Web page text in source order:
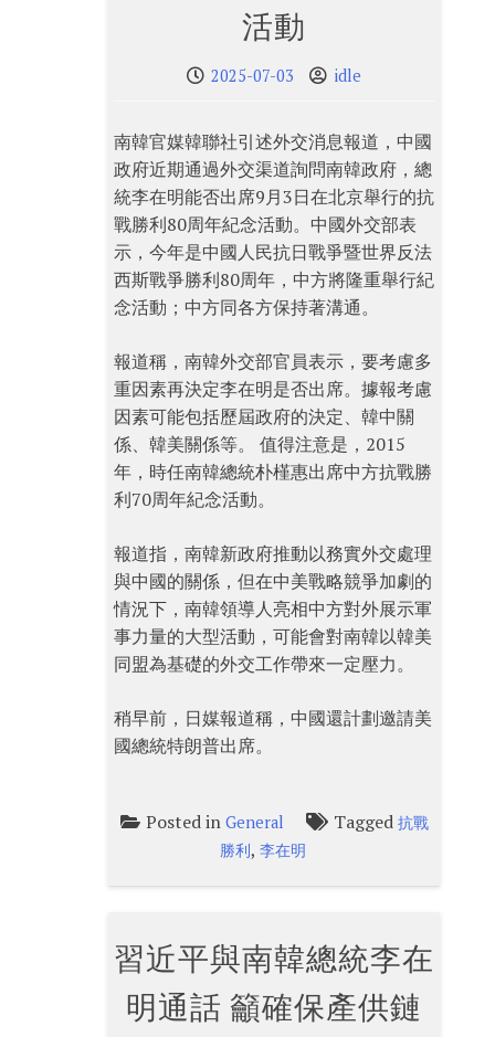
活動
2025-07-03 idle
南韓官媒韓聯社引述外交消息報道，中國
政府近期通過外交渠道詢問南韓政府，總
統李在明能否出席9月3日在北京舉行的抗
戰勝利80周年紀念活動。中國外交部表
示，今年是中國人民抗日戰爭暨世界反法
西斯戰爭勝利80周年，中方將隆重舉行紀
念活動；中方同各方保持著溝通。
報道稱，南韓外交部官員表示，要考慮多
重因素再決定李在明是否出席。據報考慮
因素可能包括歷屆政府的決定、韓中關
係、韓美關係等。 值得注意是，2015
年，時任南韓總統朴槿惠出席中方抗戰勝
利70周年紀念活動。
報道指，南韓新政府推動以務實外交處理
與中國的關係，但在中美戰略競爭加劇的
情況下，南韓領導人亮相中方對外展示軍
事力量的大型活動，可能會對南韓以韓美
同盟為基礎的外交工作帶來一定壓力。
稍早前，日媒報道稱，中國還計劃邀請美
國總統特朗普出席。
Posted in General Tagged 抗戰
勝利,李在明
習近平與南韓總統李在
明通話 籲確保產供鏈